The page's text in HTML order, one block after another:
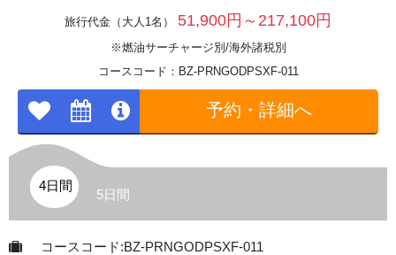
旅行代金（大人1名） 51,900円～217,100円
※燃油サーチャージ別/海外諸税別
コースコード：BZ-PRNGODPSXF-011
予約・詳細へ
4日間
5日間
コースコード:BZ-PRNGODPSXF-011